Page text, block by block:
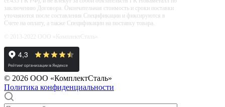
заключению Договора. Окончательная стоимость и сроки поставки
уточняются после составления Спецификации и фиксируются в
Счете на оплату, а также Спецификации на поставку товара.
© 2013-2022 ООО «КомплектСталь»
© 2026 ООО «КомплектСталь»
Политика конфиденциальности